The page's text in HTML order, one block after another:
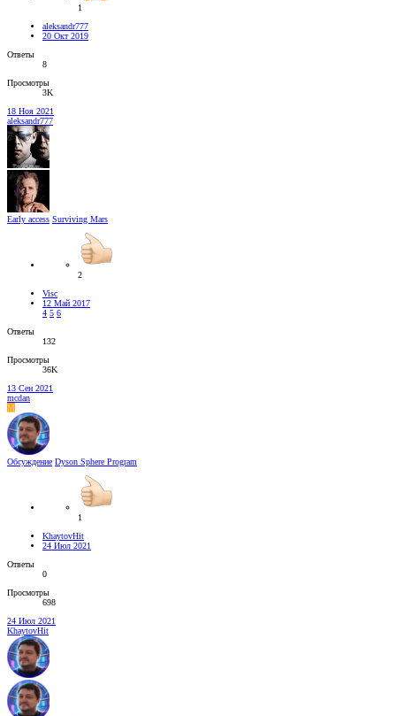
1
aleksandr777
20 Окт 2019
Ответы
8
Просмотры
3K
18 Ноя 2021
aleksandr777
Early access Surviving Mars
2
Visc
12 Май 2017
4 5 6
Ответы
132
Просмотры
36K
13 Сен 2021
mcdan
M
Обсуждение Dyson Sphere Program
1
KhaytovHit
24 Июл 2021
Ответы
0
Просмотры
698
24 Июл 2021
KhaytovHit